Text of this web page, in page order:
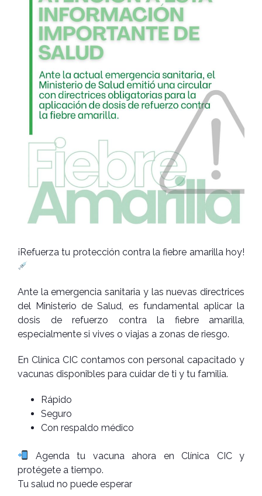
¡Refuerza tu protección contra la fiebre amarilla hoy!
Ante la emergencia sanitaria y las nuevas directrices
del Ministerio de Salud, es fundamental aplicar la
dosis de refuerzo contra la fiebre amarilla,
especialmente si vives o viajas a zonas de riesgo.
En Clínica CIC contamos con personal capacitado y
vacunas disponibles para cuidar de ti y tu familia.
Rápido
Seguro
Con respaldo médico
Agenda tu vacuna ahora en Clínica CIC y
protégete a tiempo.
Tu salud no puede esperar